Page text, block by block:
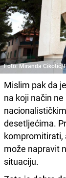
Foto: Miranda Cikotić/
Mislim pak da je
na koji način
desetljećima.
kompromitirati,
može napravit
situaciju.